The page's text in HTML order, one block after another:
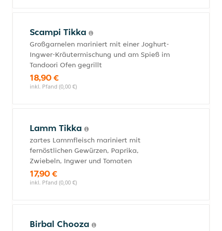
Scampi Tikka
Großgarnelen mariniert mit einer Joghurt-
Ingwer-Kräutermischung und am Spieß im
Tandoori Ofen gegrillt
18,90 €
inkl. Pfand (0,00 €)
Lamm Tikka
zartes Lammfleisch mariniert mit
fernöstlichen Gewürzen, Paprika,
Zwiebeln, Ingwer und Tomaten
17,90 €
inkl. Pfand (0,00 €)
Birbal Chooza